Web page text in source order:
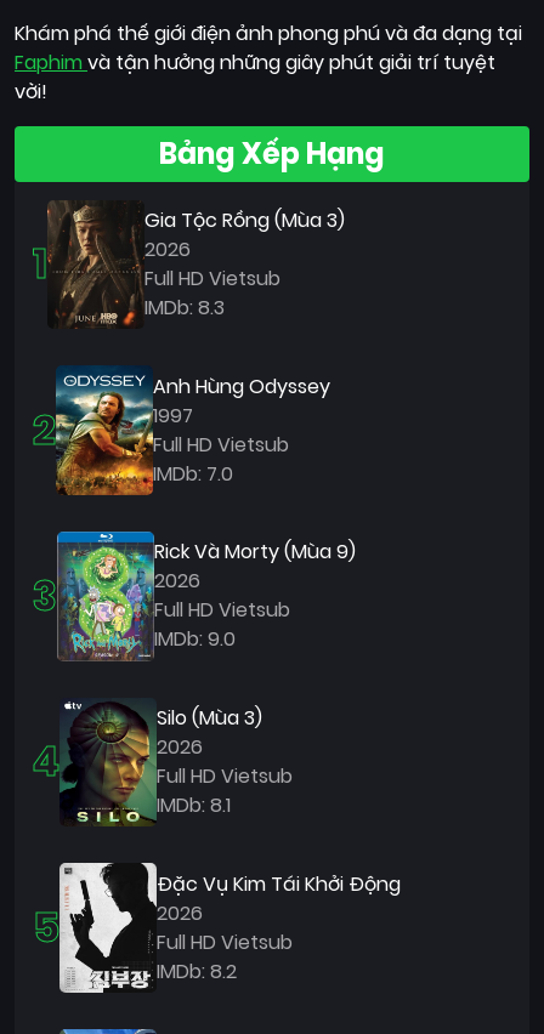
Khám phá thế giới điện ảnh phong phú và đa dạng tại
Faphimvà tận hưởng những giây phút giải trí tuyệt
vời!
Bảng Xếp Hạng
1
Gia Tộc Rồng (Mùa 3)
2026
Full HD Vietsub
IMDb: 8.3
2
Anh Hùng Odyssey
1997
Full HD Vietsub
IMDb: 7.0
3
Rick Và Morty (Mùa 9)
2026
Full HD Vietsub
IMDb: 9.0
4
Silo (Mùa 3)
2026
Full HD Vietsub
IMDb: 8.1
5
Đặc Vụ Kim Tái Khởi Động
2026
Full HD Vietsub
IMDb: 8.2